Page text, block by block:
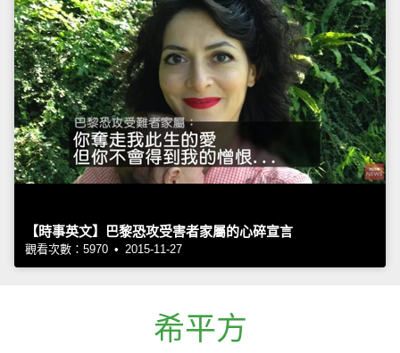
【時事英文】巴黎恐攻受害者家屬的心碎宣言
觀看次數：5970 • 2015-11-27
希平方